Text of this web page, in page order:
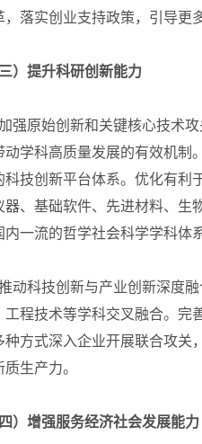
，落实创业支持政策，引导更
）提升科研创新能力
原始创新和关键核心技术攻
动学科高质量发展的有效机制
科技创新平台体系。优化有利
器、基础软件、先进材料、生
内一流的哲学社会科学学科体系
科技创新与产业创新深度融
工程技术等学科交叉融合。完
种方式深入企业开展联合攻关
生产力。
四）增强服务经济社会发展能力